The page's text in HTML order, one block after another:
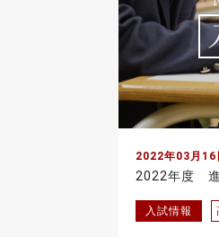
2022年03月16
2022年度
入試情報